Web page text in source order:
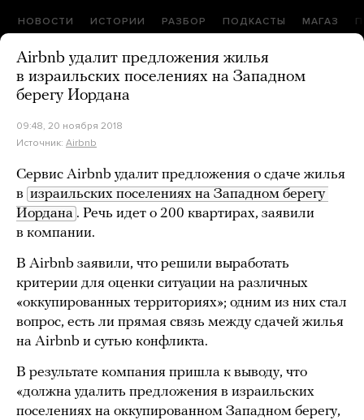
НОВОСТИ ИСТОРИИ РАЗБОР ПОДКАСТЫ МАГАЗ
Airbnb удалит предложения жилья
в израильских поселениях на Западном
берегу Иордана
09:48, 20 ноября 2018
Источник: Airbnb
Сервис Airbnb удалит предложения о сдаче жилья
в израильских поселениях на Западном берегу
Иордана . Речь идет о 200 квартирах, заявили
в компании.
В Airbnb заявили, что решили выработать
критерии для оценки ситуации на различных
«оккупированных территориях»; одним из них стал
вопрос, есть ли прямая связь между сдачей жилья
на Airbnb и сутью конфликта.
В результате компания пришла к выводу, что
«должна удалить предложения в израильских
поселениях на оккупированном Западном берегу,